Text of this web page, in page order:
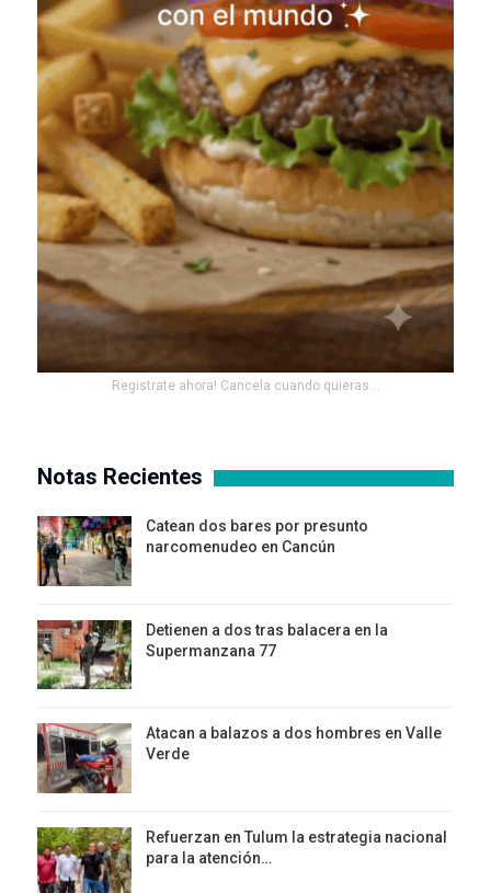
Registrate ahora! Cancela cuando quieras...
Notas Recientes
Catean dos bares por presunto
narcomenudeo en Cancún
Detienen a dos tras balacera en la
Supermanzana 77
Atacan a balazos a dos hombres en Valle
Verde
Refuerzan en Tulum la estrategia nacional
para la atención…